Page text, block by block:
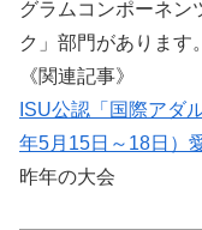
グラムコンポーネン
ク」部門があります。
《関連記事》
ISU公認「国際アダ
年5月15日～18日）
昨年の大会